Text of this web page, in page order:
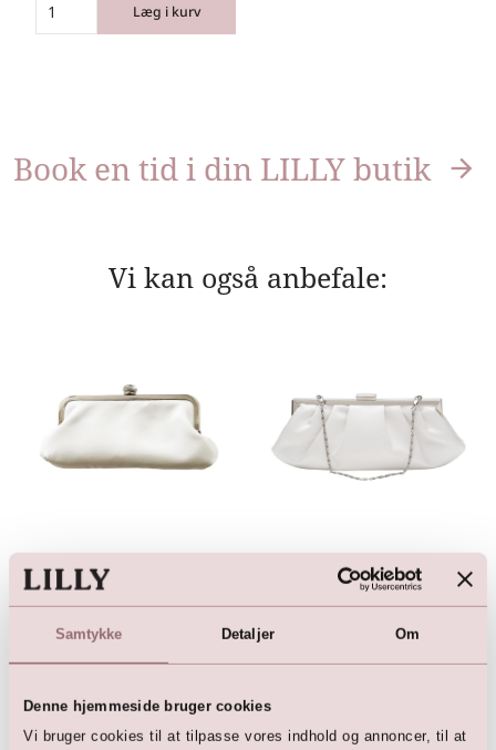
Samtykke Detaljer Om
Denne hjemmeside bruger cookies
Vi bruger cookies til at tilpasse vores indhold og annoncer, til at
Læg i kurv
Book en tid i din LILLY butik
Vi kan også anbefale:
satin med glimmer
DKK